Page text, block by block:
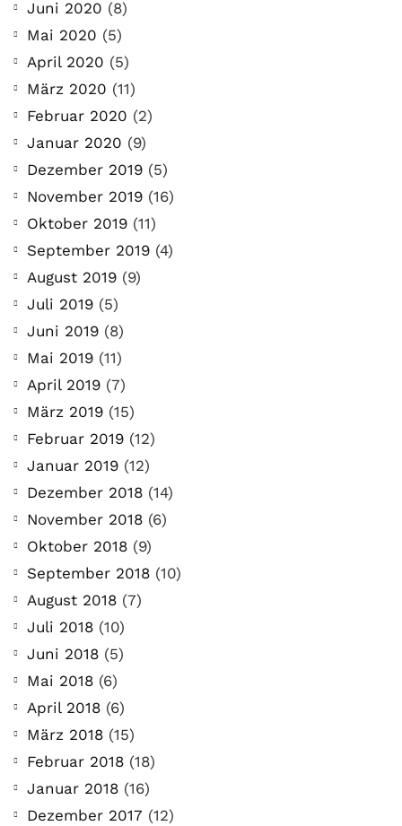
Juni 2020 (8)
Mai 2020 (5)
April 2020 (5)
März 2020 (11)
Februar 2020 (2)
Januar 2020 (9)
Dezember 2019 (5)
November 2019 (16)
Oktober 2019 (11)
September 2019 (4)
August 2019 (9)
Juli 2019 (5)
Juni 2019 (8)
Mai 2019 (11)
April 2019 (7)
März 2019 (15)
Februar 2019 (12)
Januar 2019 (12)
Dezember 2018 (14)
November 2018 (6)
Oktober 2018 (9)
September 2018 (10)
August 2018 (7)
Juli 2018 (10)
Juni 2018 (5)
Mai 2018 (6)
April 2018 (6)
März 2018 (15)
Februar 2018 (18)
Januar 2018 (16)
Dezember 2017 (12)
COMMUNITY
Der Leserbrief der
Woche #2